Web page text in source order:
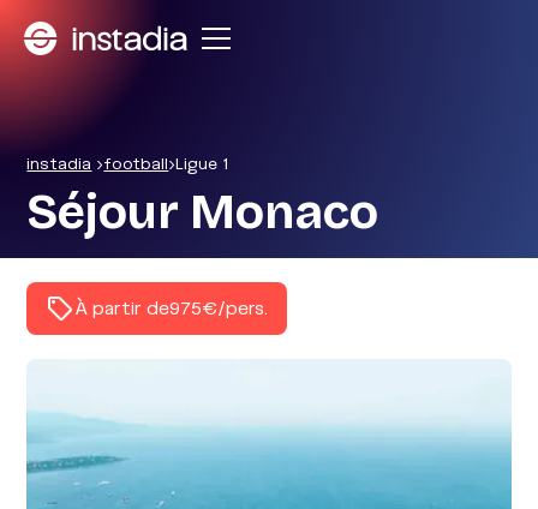
instadia>football>Ligue 1
Séjour Monaco
À partir de975€/pers.